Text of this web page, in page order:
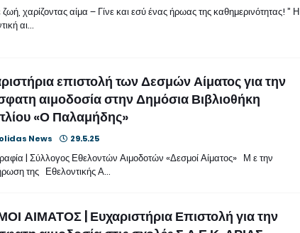
χαρίζοντας αίμα – Γίνε και εσύ ένας ήρωας της καθημερινότητας! ” Η
αι…
επιστολή των Δεσμών Αίματος για την
αιμοδοσία στην Δημόσια Βιβλιοθήκη
«Ο Παλαμήδης»
News 29.5.25
| Σύλλογος Εθελοντών Αιμοδοτών «Δεσμοί Αίματος» Μ ε την
της Εθελοντικής Α…
ΑΙΜΑΤΟΣ | Ευχαριστήρια Επιστολή για την